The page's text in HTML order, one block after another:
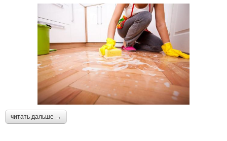
читать дальше →